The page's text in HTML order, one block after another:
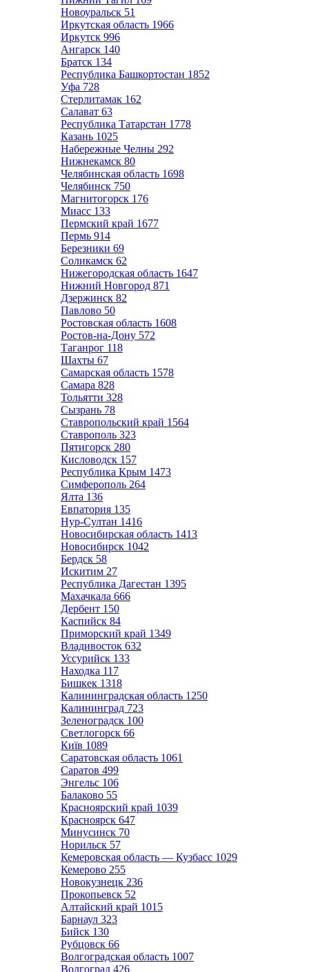
Новоуральск 51
Иркутская область 1966
Иркутск 996
Ангарск 140
Братск 134
Республика Башкортостан 1852
Уфа 728
Стерлитамак 162
Салават 63
Республика Татарстан 1778
Казань 1025
Набережные Челны 292
Нижнекамск 80
Челябинская область 1698
Челябинск 750
Магнитогорск 176
Миасс 133
Пермский край 1677
Пермь 914
Березники 69
Соликамск 62
Нижегородская область 1647
Нижний Новгород 871
Дзержинск 82
Павлово 50
Ростовская область 1608
Ростов-на-Дону 572
Таганрог 118
Шахты 67
Самарская область 1578
Самара 828
Тольятти 328
Сызрань 78
Ставропольский край 1564
Ставрополь 323
Пятигорск 280
Кисловодск 157
Республика Крым 1473
Симферополь 264
Ялта 136
Евпатория 135
Нур-Султан 1416
Новосибирская область 1413
Новосибирск 1042
Бердск 58
Искитим 27
Республика Дагестан 1395
Махачкала 666
Дербент 150
Каспийск 84
Приморский край 1349
Владивосток 632
Уссурийск 133
Находка 117
Бишкек 1318
Калининградская область 1250
Калининград 723
Зеленоградск 100
Светлогорск 66
Київ 1089
Саратовская область 1061
Саратов 499
Энгельс 106
Балаково 55
Красноярский край 1039
Красноярск 647
Минусинск 70
Норильск 57
Кемеровская область — Кузбасс 1029
Кемерово 255
Новокузнецк 236
Прокопьевск 52
Алтайский край 1015
Барнаул 323
Бийск 130
Рубцовск 66
Волгоградская область 1007
Волгоград 426